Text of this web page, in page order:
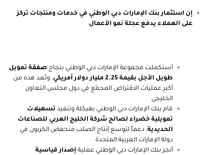
إن استثمار بنك الإمارات دبي الوطني في خدمات ومنتجات تركز
على العملاء يدفع عجلة نمو الأعمال
أستكملت مجموعة الإمارات دبي الوطني بنجاح صفقة تمويل
طويل الأجل بقيمة 2.25 مليار دولار أمريكي
، وتُعد هذه من
أكبر عمليات الاقتراض المجمّع في دول مجلس التعاون
الخليجي
قام بنك الإمارات دبي الوطني بهيكلة وتنفيذ تسهيلات
تمويلية خضراء لصالح شركة الخليج العربي للصناعات
الحديدية، دعماً لتوسع إنتاج الصلب منخفض الكربون في
دولة الإمارات العربية المتحدة
أنجز بنك الإمارات دبي الوطني عملية إصدار قياسية